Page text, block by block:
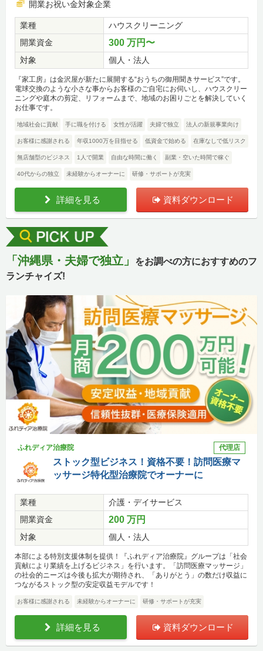
開業お祝い金対象企業
業種
ハウスクリーニング
開業資金
300 万円〜
対象 個人・法人
『家工房』は金沢屋が新たに展開する“おうちの御用聞きサービス”です。
電球交換のような小さな事からお客様のご自宅にお伺いし、ハウスクリー
ニングや庭木の剪定、リフォームまで、地域のお困りごとを解決していく
お仕事です。
地域社会に貢献 手に職を付ける 女性が活躍 夫婦で独立 法人の新規事業向け
お客様に感謝される 年収1000万を目指せる 低資金で始める 在庫なしで低リスク
無店舗型のビジネス 1人で開業 自由な時間に働く 副業・空いた時間で稼ぐ
40代からの独立 未経験からオーナーに 研修・サポートが充実
詳細を見る 資料ダウンロード
「沖縄県・夫婦で独立」
をお調べの方におすすめのフ
ランチャイズ!
ふれディア治療院 代理店
ストック型ビジネス！資格不要！訪問医療マ
ッサージ特化型治療院でオーナーに
業種
介護・デイサービス
開業資金
200 万円
対象 個人・法人
本部による特別支援体制を提供！『ふれディア治療院』グループは「社会
貢献により業績を上げるビジネス」を行います。「訪問医療マッサージ」
の社会的ニーズは今後も拡大が期待され、「ありがとう」の数だけ収益に
つながるストック型の安定収益モデルです！
お客様に感謝される 未経験からオーナーに 研修・サポートが充実
詳細を見る 資料ダウンロード